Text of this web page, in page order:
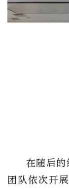
在随后的
团队依次开